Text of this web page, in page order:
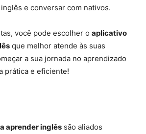
e conversar com nativos.
você pode escolher o aplicativo
que melhor atende às suas
a sua jornada no aprendizado
prática e eficiente!
aprender inglês são aliados